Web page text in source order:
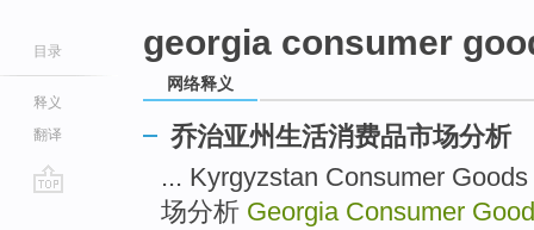
目录
释义
翻译
georgia consumer
网络释义
乔治亚州生活消费品市场分析
... Kyrgyzstan Consumer
场分析 Georgia Consumer